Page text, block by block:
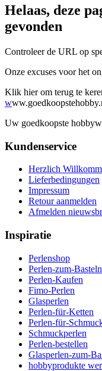
Helaas, deze
gevonden
Controleer de URL op
Onze excuses voor het
Klik hier om terug te
w
Uw goedkoopste
Kundenservice
Herzlich
Lieferbedingungen
Impressum
Retour aanmelden
Afmelden
Inspiratie
Perlenshop
Perlen-zum-Basteln
Perlen-Kaufen
Fimo-Perlen
Glasperlen
Perlen-für-Ketten
Perlen-für-
Schmuckperlen
Perlen-bestellen
Glasperlen-zum-
hobbyprodukte